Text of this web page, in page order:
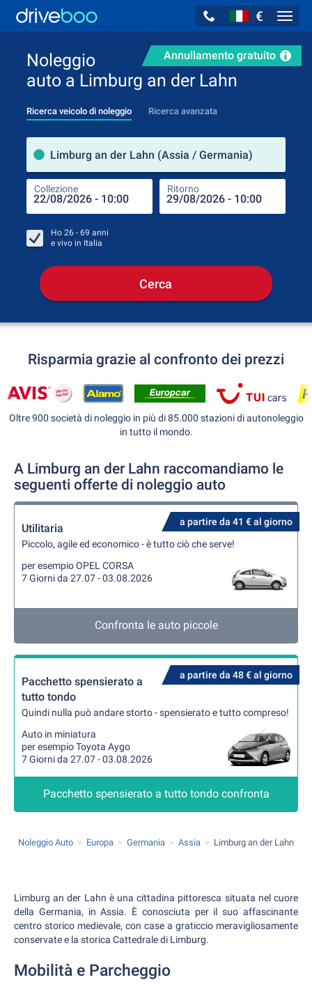
€
Annullamento gratuito
Noleggio
auto a Limburg an der Lahn
Ricerca veicolo di noleggio Ricerca avanzata
Limburg an der Lahn (Assia / Germania)
Collezione Ritorno
Ho 26 - 69 anni
e vivo in Italia
Cerca
Risparmia grazie al confronto dei prezzi
Oltre 900 società di noleggio in più di 85.000 stazioni di autonoleggio
in tutto il mondo.
A Limburg an der Lahn raccomandiamo le
seguenti offerte di noleggio auto
a partire da 41 € al giorno
Utilitaria
Piccolo, agile ed economico - è tutto ciò che serve!
per esempio OPEL CORSA
7 Giorni da 27.07 - 03.08.2026
Confronta le auto piccole
a partire da 48 € al giorno
Pacchetto spensierato a
tutto tondo
Quindi nulla può andare storto - spensierato e tutto compreso!
Auto in miniatura
per esempio Toyota Aygo
7 Giorni da 27.07 - 03.08.2026
Pacchetto spensierato a tutto tondo confronta
Noleggio Auto Europa Germania Assia Limburg an der Lahn
Limburg an der Lahn è una cittadina pittoresca situata nel cuore
della Germania, in Assia. È conosciuta per il suo affascinante
centro storico medievale, con case a graticcio meravigliosamente
conservate e la storica Cattedrale di Limburg.
Mobilità e Parcheggio